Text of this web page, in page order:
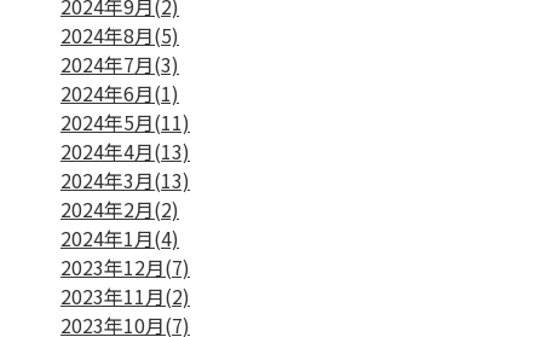
2024年9月(2)
2024年8月(5)
2024年7月(3)
2024年6月(1)
2024年5月(11)
2024年4月(13)
2024年3月(13)
2024年2月(2)
2024年1月(4)
2023年12月(7)
2023年11月(2)
2023年10月(7)